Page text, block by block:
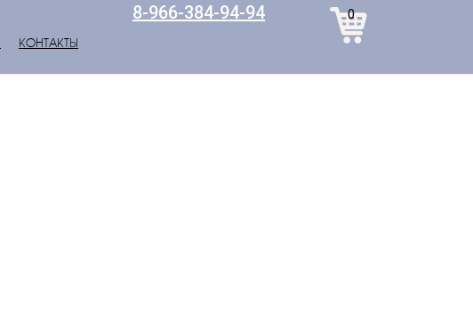
8-966-384-94-94 0
КОНТАКТЫ